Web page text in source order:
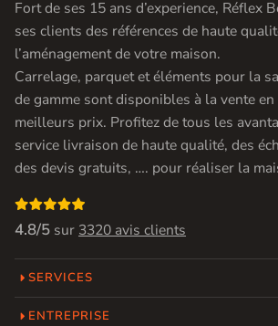
Fort de ses 15 ans d’experience, Réflex
ses clients des références de haute
l’aménagement de votre maison.
Carrelage, parquet et éléments pour la
de gamme sont disponibles à la vente
meilleurs prix. Profitez de tous les
service livraison de haute qualité, des
des devis gratuits, …. pour réaliser la

4.8/5 sur 3320 avis clients
SERVICES
ENTREPRISE